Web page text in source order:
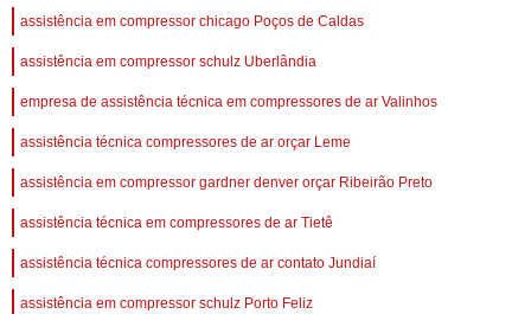
assistência em compressor chicago Poços de Caldas
assistência em compressor schulz Uberlândia
empresa de assistência técnica em compressores de ar Valinhos
assistência técnica compressores de ar orçar Leme
assistência em compressor gardner denver orçar Ribeirão Preto
assistência técnica em compressores de ar Tietê
assistência técnica compressores de ar contato Jundiaí
assistência em compressor schulz Porto Feliz